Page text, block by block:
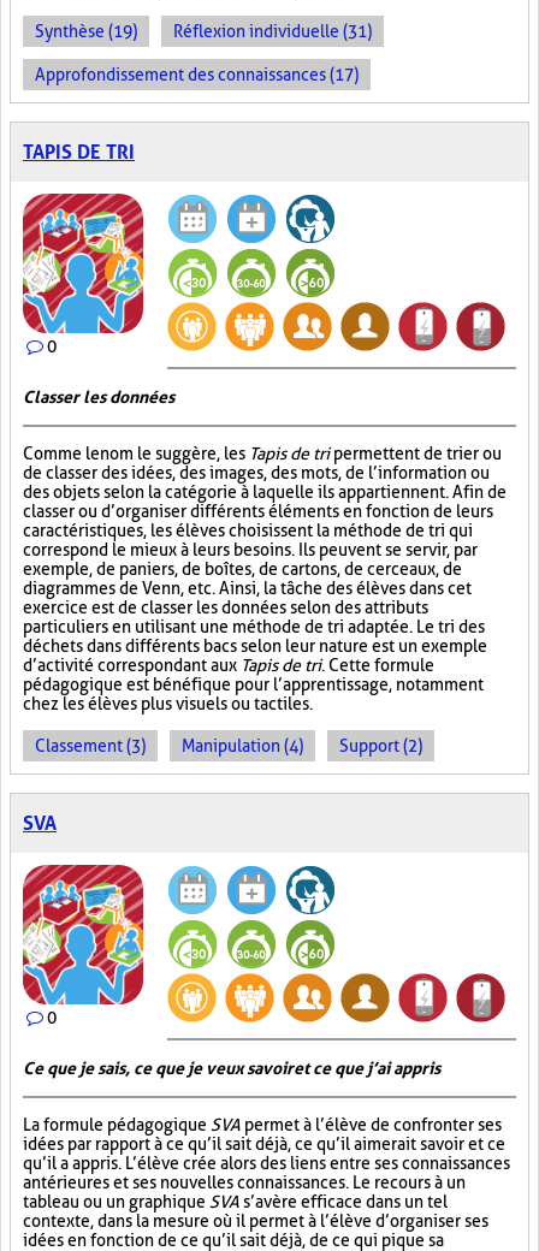
Synthèse (19) Réflexion individuelle (31)
Approfondissement des connaissances (17)
TAPIS DE TRI
0
Classer les données
Comme le nom le suggère, les Tapis de tripermettent de trier ou
de classer des idées, des images, des mots, de l’information ou
des objets selon la catégorie à laquelle ils appartiennent. Afin de
classer ou d’organiser différents éléments en fonction de leurs
caractéristiques, les élèves choisissent la méthode de tri qui
correspond le mieux à leurs besoins. Ils peuvent se servir, par
exemple, de paniers, de boîtes, de cartons, de cerceaux, de
diagrammes de Venn, etc. Ainsi, la tâche des élèves dans cet
exercice est de classer les données selon des attributs
particuliers en utilisant une méthode de tri adaptée. Le tri des
déchets dans différents bacs selon leur nature est un exemple
d’activité correspondant aux Tapis de tri. Cette formule
pédagogique est bénéfique pour l’apprentissage, notamment
chez les élèves plus visuels ou tactiles.
Classement (3) Manipulation (4) Support (2)
SVA
0
Ce que je sais, ce que je veux savoir et ce que j’ai appris
La formule pédagogique SVA permet à l’élève de confronter ses
idées par rapport à ce qu’il sait déjà, ce qu’il aimerait savoir et ce
qu’il a appris. L’élève crée alors des liens entre ses connaissances
antérieures et ses nouvelles connaissances. Le recours à un
tableau ou un graphique SVA s’avère efficace dans un tel
contexte, dans la mesure où il permet à l’élève d’organiser ses
idées en fonction de ce qu’il sait déjà, de ce qui pique sa